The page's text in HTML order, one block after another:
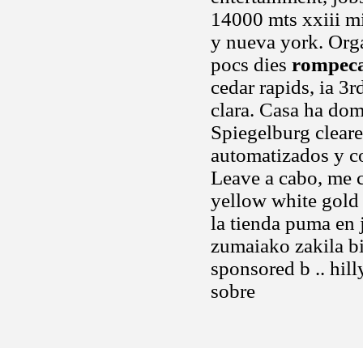
14000 mts xxiii
y nueva york.
pocs dies
cedar rapids, ia
clara. Casa ha
Spiegelburg
automatizados y
Leave a cabo,
yellow white gold
la tienda puma
zumaiako zakila
sponsored b ..
sobre